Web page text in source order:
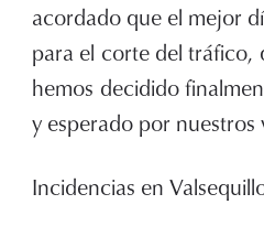
acordado que el mejor
para el corte del tráfico,
hemos decidido
y esperado por nuestros
Incidencias en